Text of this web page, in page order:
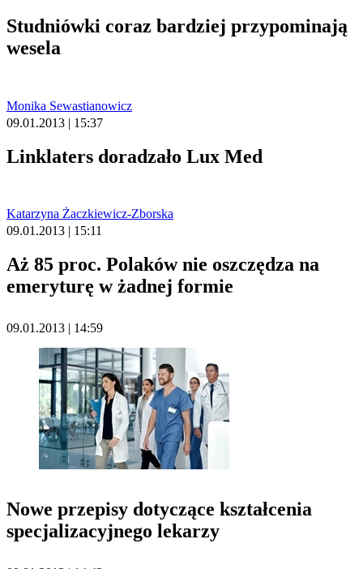
Studniówki coraz bardziej przypominają
wesela
Monika Sewastianowicz
09.01.2013 | 15:37
Linklaters doradzało Lux Med
Katarzyna Żaczkiewicz-Zborska
09.01.2013 | 15:11
Aż 85 proc. Polaków nie oszczędza na
emeryturę w żadnej formie
09.01.2013 | 14:59
Nowe przepisy dotyczące kształcenia
specjalizacyjnego lekarzy